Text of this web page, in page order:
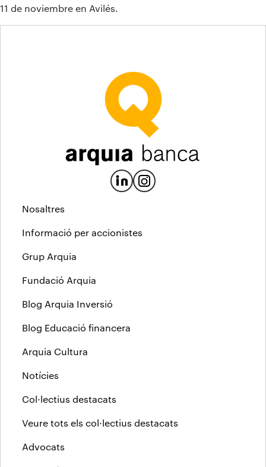
11 de noviembre en Avilés.
Nosaltres
Informació per accionistes
Grup Arquia
Fundació Arquia
Blog Arquia Inversió
Blog Educació financera
Arquia Cultura
Notícies
Col·lectius destacats
Veure tots els col·lectius destacats
Advocats